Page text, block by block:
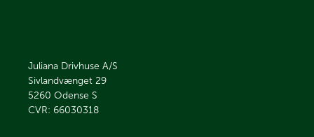
Juliana Drivhuse A/S
Sivlandvænget 29
5260 Odense S
CVR: 66030318